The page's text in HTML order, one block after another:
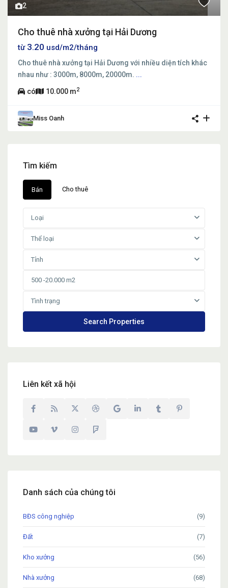
2
Cho thuê nhà xưởng tại Hải Dương
từ3.20 usd/m2/tháng
Cho thuê nhà xưởng tại Hải Dương với nhiều diện tích khác
nhau như : 3000m, 8000m, 20000m. ...
có 10.000 m2
Miss Oanh
Tìm kiếm
Bán Cho thuê
Loại
Thể loại
Tỉnh
Tình trạng
Liên kết xã hội
Danh sách của chúng tôi
BĐS công nghiệp (9)
Đất (7)
Kho xưởng (56)
Nhà xưởng (68)